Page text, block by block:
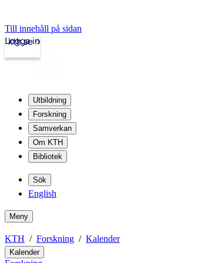
Till innehåll på sidan
kth.se
Logga in
Utbildning
Forskning
Samverkan
Om KTH
Bibliotek
Sök
English
Meny
KTH Forskning Kalender
Kalender